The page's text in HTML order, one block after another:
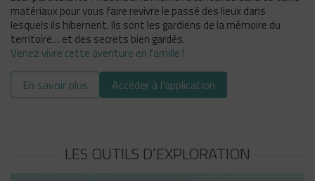
matériaux pour vous faire revivre le passé des lieux dans
lesquels ils hibernent. Ils sont les gardiens de la mémoire du
territoire… et des secrets bien gardés.
Venez vivre cette aventure en famille !
En savoir plus Accéder à l’application
LES OUTILS D’EXPLORATION